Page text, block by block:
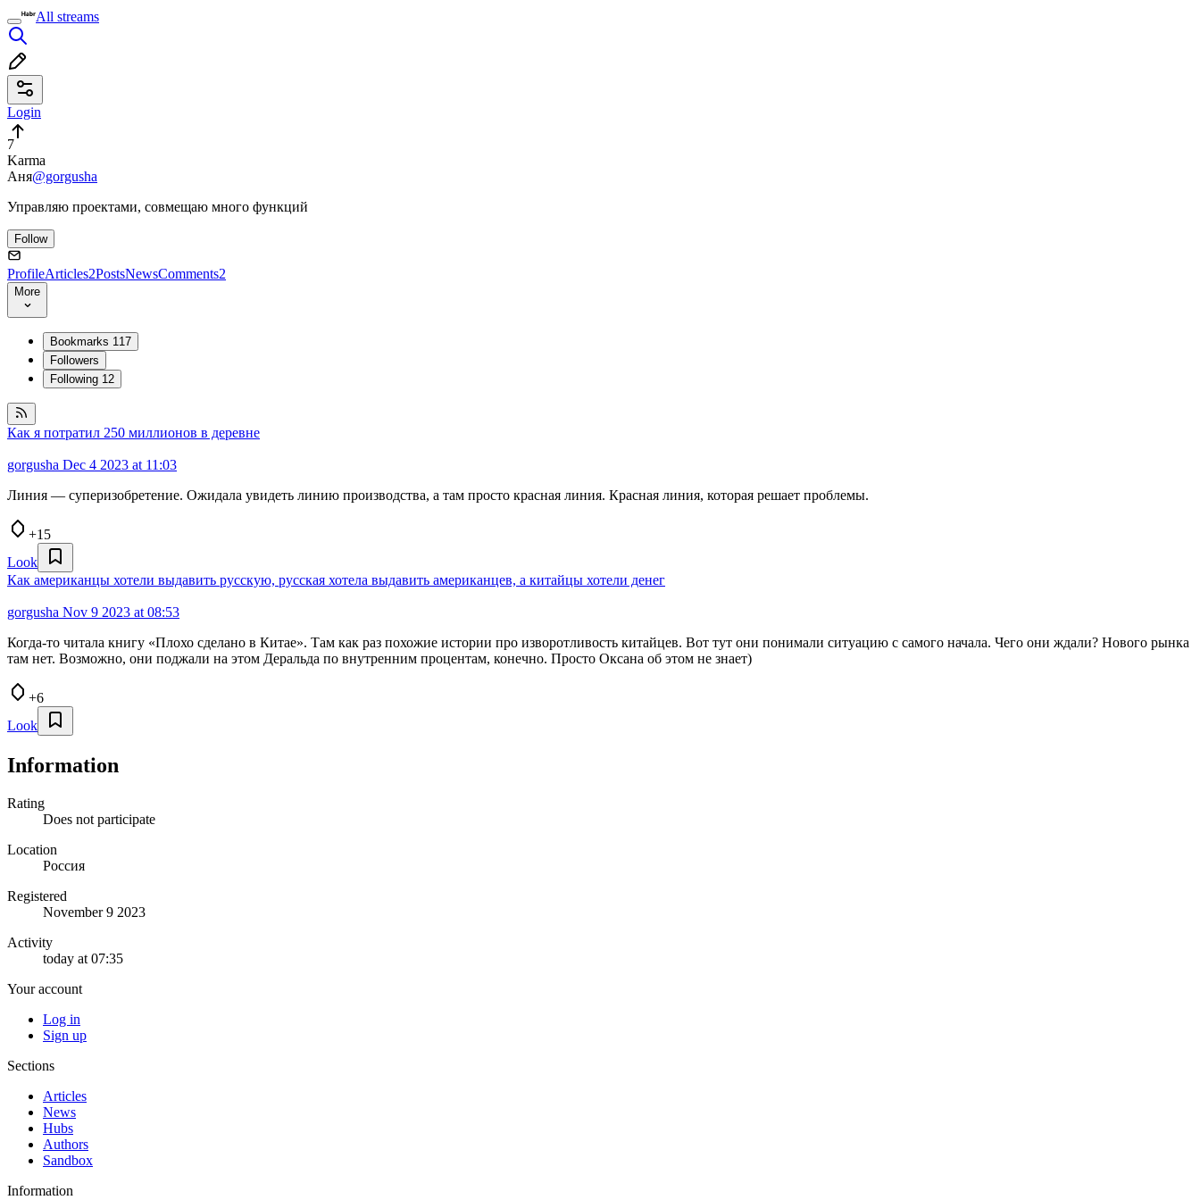
All streams
Login
7
Karma
Аня@gorgusha
Управляю проектами, совмещаю много функций
Follow
ProfileArticles2PostsNewsComments2
More
Bookmarks 117
Followers
Following 12
Как я потратил 250 миллионов в деревне
gorgusha Dec 4 2023 at 11:03
Линия — суперизобретение. Ожидала увидеть линию производства, а там просто красная линия. Красная линия, которая решает проблемы.
+15
Look
Как американцы хотели выдавить русскую, русская хотела выдавить американцев, а китайцы хотели денег
gorgusha Nov 9 2023 at 08:53
Когда-то читала книгу «Плохо сделано в Китае». Там как раз похожие истории про изворотливость китайцев. Вот тут они понимали ситуацию с самого начала. Чего они ждали? Нового рынка
там нет. Возможно, они поджали на этом Деральда по внутренним процентам, конечно. Просто Оксана об этом не знает)
+6
Look
Information
Rating
Does not participate
Location
Россия
Registered
November 9 2023
Activity
today at 07:35
Your account
Log in
Sign up
Sections
Articles
News
Hubs
Authors
Sandbox
Information